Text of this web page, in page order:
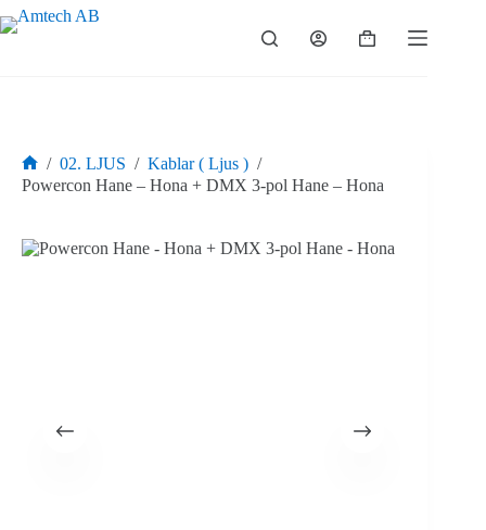
Hoppa
till
Varukorg
Hem
/ 02. LJUS / Kablar ( Ljus ) /
Powercon Hane – Hona + DMX 3-pol Hane – Hona